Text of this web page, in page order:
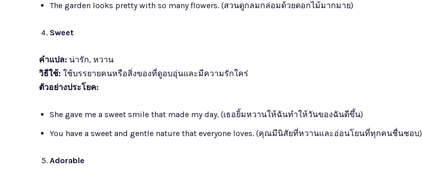
The garden looks pretty with so many flowers. (สวนดูกลมกล่อมด้วยดอกไม้มากมาย)
Sweet
คำแปล: น่ารัก, หวาน
วิธีใช้: ใช้บรรยายคนหรือสิ่งของที่ดูอบอุ่นและมีความรักใคร่
ตัวอย่างประโยค:
She gave me a sweet smile that made my day. (เธอยิ้มหวานให้ฉันทำให้วันของฉันดีขึ้น)
You have a sweet and gentle nature that everyone loves. (คุณมีนิสัยที่หวานและอ่อนโยนที่ทุกคนชื่นชอบ)
Adorable